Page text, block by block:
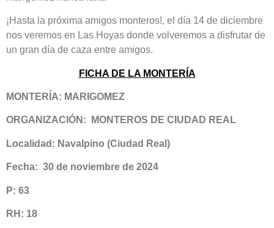
¡Hasta la próxima amigos monteros!, el día 14 de diciembre
nos veremos en Las Hoyas donde volveremos a disfrutar de
un gran día de caza entre amigos.
FICHA DE LA MONTERÍA
MONTERÍA: MARIGOMEZ
ORGANIZACIÓN: MONTEROS DE CIUDAD REAL
Localidad: Navalpino (Ciudad Real)
Fecha: 30 de noviembre de 2024
P: 63
RH: 18